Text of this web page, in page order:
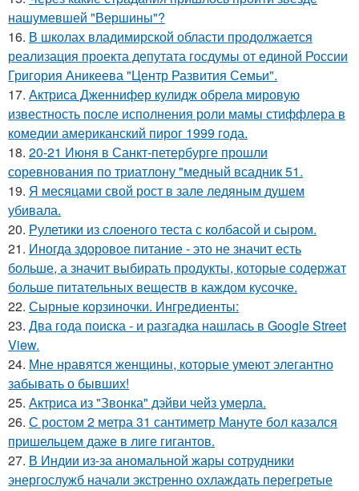
нашумевшей "Вершины"?
16. В школах владимирской области продолжается
реализация проекта депутата госдумы от единой России
Григория Аникеева "Центр Развития Семьи".
17. Актриса Дженнифер кулидж обрела мировую
известность после исполнения роли мамы стиффлера в
комедии американский пирог 1999 года.
18. 20-21 Июня в Санкт-петербурге прошли
соревнования по триатлону "медный всадник 51.
19. Я месяцами свой рост в зале ледяным душем
убивала.
20. Рулетики из слоеного теста с колбасой и сыром.
21. Иногда здоровое питание - это не значит есть
больше, а значит выбирать продукты, которые содержат
больше питательных веществ в каждом кусочке.
22. Сырные корзиночки. Ингредиенты:
23. Два года поиска - и разгадка нашлась в Google Street
View.
24. Мне нравятся женщины, которые умеют элегантно
забывать о бывших!
25. Актриса из "Звонка" дэйви чейз умерла.
26. С ростом 2 метра 31 сантиметр Мануте бол казался
пришельцем даже в лиге гигантов.
27. В Индии из-за аномальной жары сотрудники
энергослужб начали экстренно охлаждать перегретые